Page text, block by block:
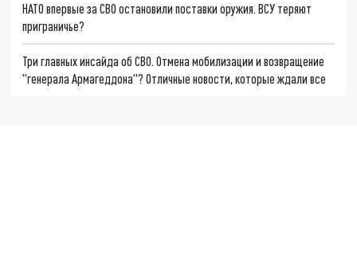
НАТО впервые за СВО остановили поставки оружия. ВСУ теряют
приграничье?
Три главных инсайда об СВО. Отмена мобилизации и возвращение
"генерала Армагеддона"? Отличные новости, которые ждали все